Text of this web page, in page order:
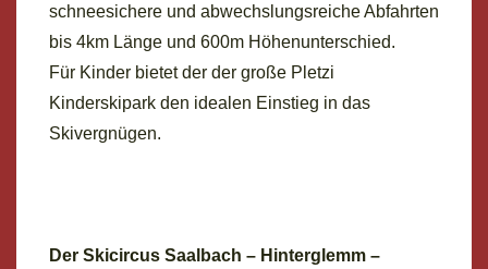
schneesichere und abwechslungsreiche Abfahrten
bis 4km Länge und 600m Höhenunterschied.
Für Kinder bietet der der große Pletzi
Kinderskipark den idealen Einstieg in das
Skivergnügen.
Der Skicircus Saalbach – Hinterglemm –